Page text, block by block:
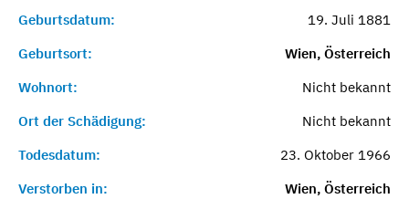
Geburtsdatum:
19. Juli 1881
Geburtsort:
Wien, Österreich
Wohnort:
Nicht bekannt
Ort der Schädigung:
Nicht bekannt
Todesdatum:
23. Oktober 1966
Verstorben in:
Wien, Österreich